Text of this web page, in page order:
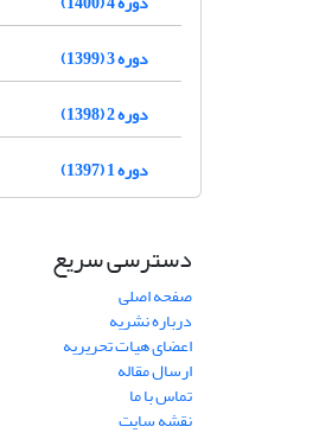
دوره 3 (1399)
دوره 2 (1398)
دوره 1 (1397)
دسترسی سریع
صفحه اصلی
درباره نشریه
اعضای هیات تحریریه
ارسال مقاله
تماس با ما
نقشه سایت